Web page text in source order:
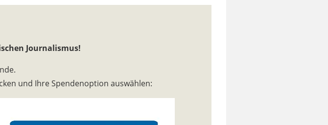
Journalismus!
und Ihre Spendenoption auswählen: